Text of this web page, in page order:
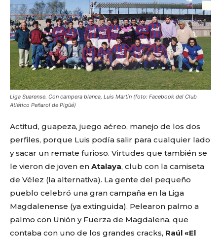
Liga Suarense. Con campera blanca, Luis Martín (foto: Facebook del Club
Atlético Peñarol de Pigüé)
Actitud, guapeza, juego aéreo, manejo de los dos
perfiles, porque Luis podía salir para cualquier lado
y sacar un remate furioso. Virtudes que también se
le vieron de joven en Atalaya, club con la camiseta
de Vélez (la alternativa). La gente del pequeño
pueblo celebró una gran campaña en la Liga
Magdalenense (ya extinguida). Pelearon palmo a
palmo con Unión y Fuerza de Magdalena, que
contaba con uno de los grandes cracks, Raúl «El